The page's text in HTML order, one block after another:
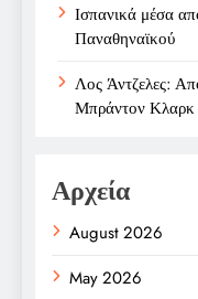
Ισπανικά μέσα
Παναθηναϊκού
Λος Άντζελες:
Μπράντον Κλαρκ
Αρχεία
August 2026
May 2026